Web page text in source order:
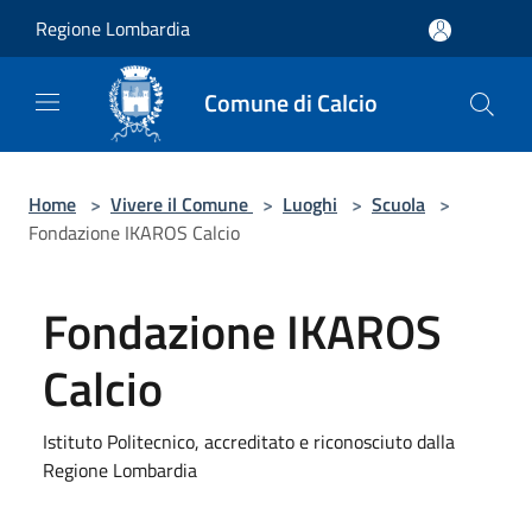
Regione Lombardia
Comune di Calcio
Home > Vivere il Comune > Luoghi > Scuola >
Fondazione IKAROS Calcio
Fondazione IKAROS
Calcio
Istituto Politecnico, accreditato e riconosciuto dalla
Regione Lombardia